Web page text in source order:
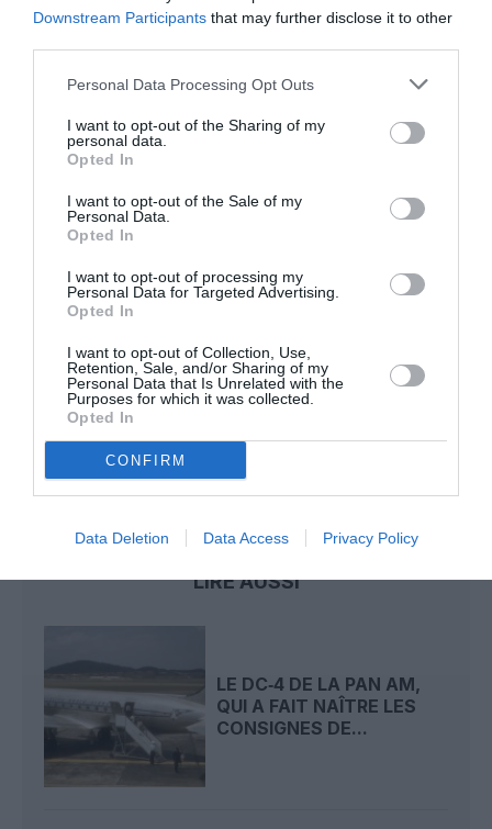
Downstream Participants that may further disclose it to other
Personal Data Processing Opt Outs
I want to opt-out of the Sharing of my
personal data.
Opted In
I want to opt-out of the Sale of my
Personal Data.
Opted In
I want to opt-out of processing my
Personal Data for Targeted Advertising.
Opted In
I want to opt-out of Collection, Use,
Retention, Sale, and/or Sharing of my
Personal Data that Is Unrelated with the
Purposes for which it was collected.
Opted In
CONFIRM
Data Deletion Data Access Privacy Policy
DERNIERS COMMENTAIRES
Manfou a commenté l'article :
une saison record malgré le contexte géopolitique
TFFRYYZ a commenté l'article :
Pointe‑à‑Pitre – Panama City : Air France ouvre un pont
aérien vers l’Amérique latine
LIRE AUSSI
LE DC‑4 DE LA PAN AM,
QUI A FAIT NAÎTRE LES
CONSIGNES DE...